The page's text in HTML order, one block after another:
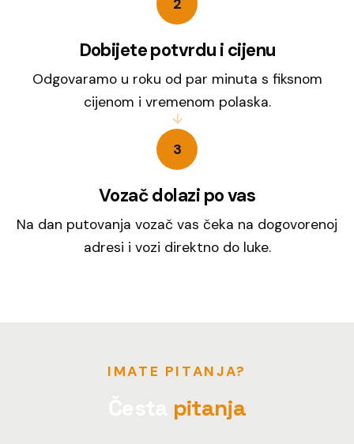
2
Dobijete potvrdu i cijenu
Odgovaramo u roku od par minuta s fiksnom
cijenom i vremenom polaska.
3
Vozač dolazi po vas
Na dan putovanja vozač vas čeka na dogovorenoj
adresi i vozi direktno do luke.
IMATE PITANJA?
pitanja